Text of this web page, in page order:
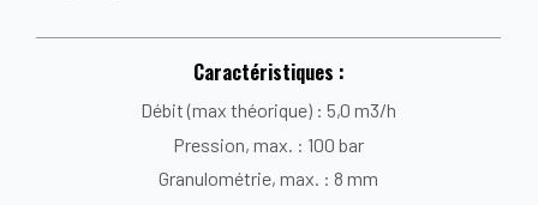
Caractéristiques :
Débit (max théorique) : 5,0 m3/h
Pression, max. : 100 bar
Granulométrie, max. : 8 mm